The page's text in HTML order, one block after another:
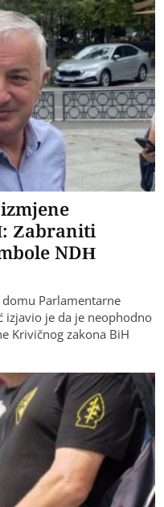
Zabraniti
NDH
Parlamentarne
izjavio je da je neophodno
Krivičnog zakona BiH